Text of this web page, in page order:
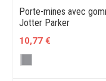
Porte-mines avec
Jotter Parker
10,77 €